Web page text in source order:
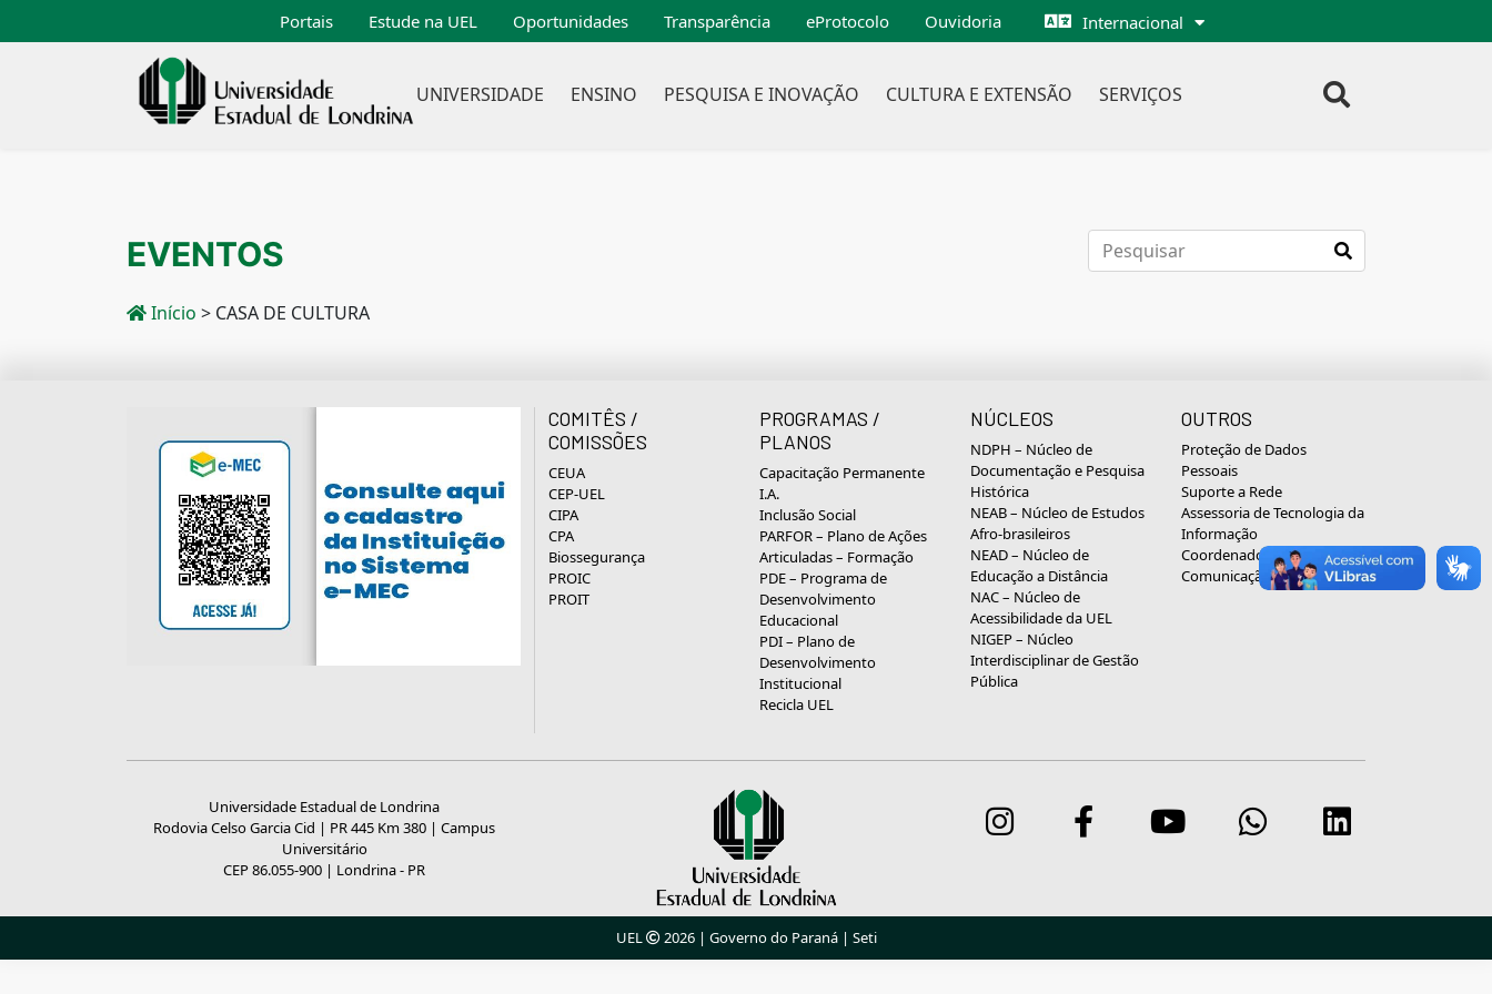
Portais Estude na UEL Oportunidades Transparência eProtocolo Ouvidoria Internacional
UNIVERSIDADE ENSINO PESQUISA E INOVAÇÃO CULTURA E EXTENSÃO SERVIÇOS
EVENTOS
Início > CASA DE CULTURA
COMITÊS /
COMISSÕES
CEUA
CEP-UEL
CIPA
CPA
Biossegurança
PROIC
PROIT
PROGRAMAS /
PLANOS
Capacitação Permanente
I.A.
Inclusão Social
PARFOR – Plano de Ações
Articuladas – Formação
PDE – Programa de
Desenvolvimento
Educacional
PDI – Plano de
Desenvolvimento
Institucional
Recicla UEL
NÚCLEOS
NDPH – Núcleo de
Documentação e Pesquisa
Histórica
NEAB – Núcleo de Estudos
Afro-brasileiros
NEAD – Núcleo de
Educação a Distância
NAC – Núcleo de
Acessibilidade da UEL
NIGEP – Núcleo
Interdisciplinar de Gestão
Pública
OUTROS
Proteção de Dados
Pessoais
Suporte a Rede
Assessoria de Tecnologia da
Informação
Coordenadoria de
Comunicação Social
Universidade Estadual de Londrina
Rodovia Celso Garcia Cid | PR 445 Km 380 | Campus
Universitário
CEP 86.055-900 | Londrina - PR
UEL 2026 | Governo do Paraná| Seti